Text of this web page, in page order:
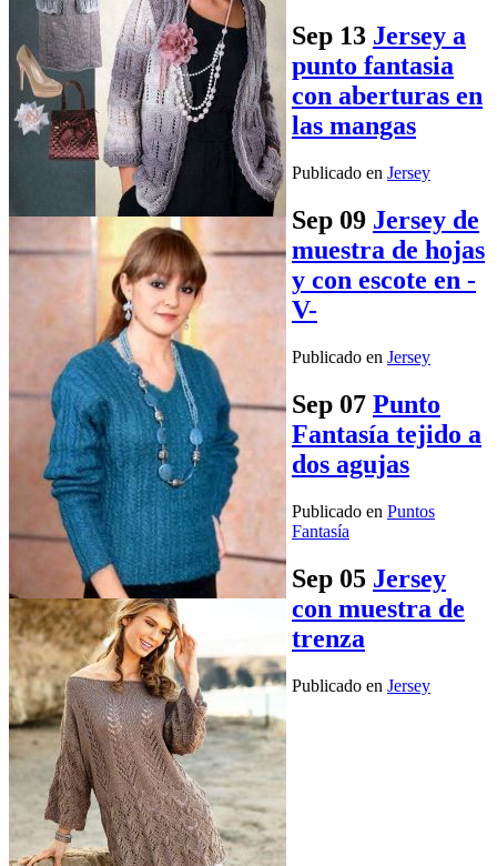
Sep 13 Jersey a
punto fantasia
con aberturas en
las mangas
Publicado en Jersey
Sep 09 Jersey de
muestra de hojas
y con escote en -
V-
Publicado en Jersey
Sep 07 Punto
Fantasía tejido a
dos agujas
Publicado en Puntos
Fantasía
Sep 05 Jersey
con muestra de
trenza
Publicado en Jersey